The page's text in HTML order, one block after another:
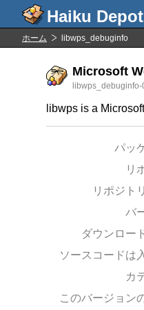
ホーム libwps_debuginfo
Microsoft
libwps is a
パッ
リ
リポジト
バ
ダウンロー
ソースコードは
カ
このバージョン